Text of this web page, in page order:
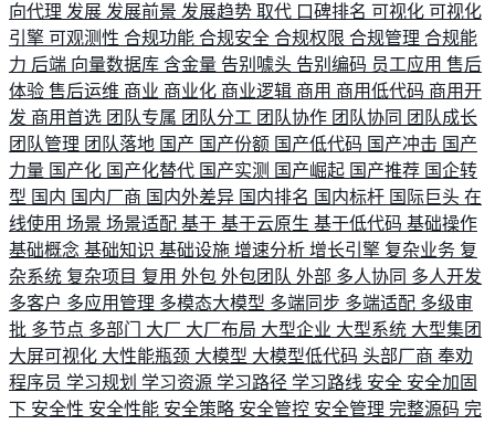
向代理 发展 发展前景 发展趋势 取代 口碑排名 可视化 可视化
引擎 可观测性 合规功能 合规安全 合规权限 合规管理 合规能
力 后端 向量数据库 含金量 告别噱头 告别编码 员工应用 售后
体验 售后运维 商业 商业化 商业逻辑 商用 商用低代码 商用开
发 商用首选 团队专属 团队分工 团队协作 团队协同 团队成长
团队管理 团队落地 国产 国产份额 国产低代码 国产冲击 国产
力量 国产化 国产化替代 国产实测 国产崛起 国产推荐 国企转
型 国内 国内厂商 国内外差异 国内排名 国内标杆 国际巨头 在
线使用 场景 场景适配 基于 基于云原生 基于低代码 基础操作
基础概念 基础知识 基础设施 增速分析 增长引擎 复杂业务 复
杂系统 复杂项目 复用 外包 外包团队 外部 多人协同 多人开发
多客户 多应用管理 多模态大模型 多端同步 多端适配 多级审
批 多节点 多部门 大厂 大厂布局 大型企业 大型系统 大型集团
大屏可视化 大性能瓶颈 大模型 大模型低代码 头部厂商 奉劝
程序员 学习规划 学习资源 学习路径 学习路线 安全 安全加固
下 安全性 安全性能 安全策略 安全管控 安全管理 完整源码 完